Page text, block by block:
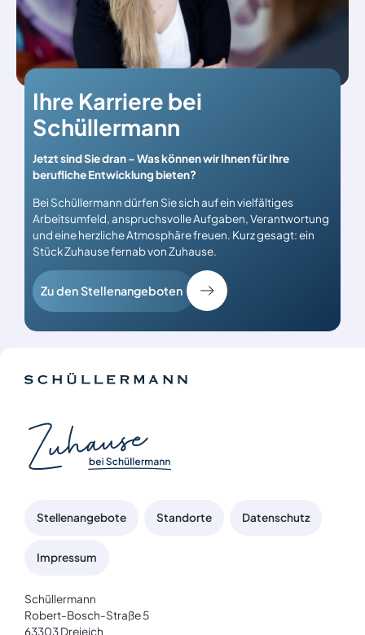
Ihre Karriere bei
Schüllermann
Jetzt sind Sie dran – Was können wir Ihnen für Ihre
berufliche Entwicklung bieten?
Bei Schüllermann dürfen Sie sich auf ein vielfältiges
Arbeitsumfeld, anspruchsvolle Aufgaben, Verantwortung
und eine herzliche Atmosphäre freuen. Kurz gesagt: ein
Stück Zuhause fernab von Zuhause.
Zu den Stellenangeboten
Stellenangebote Standorte Datenschutz
Impressum
Schüllermann
Robert-Bosch-Straße 5
63303 Dreieich